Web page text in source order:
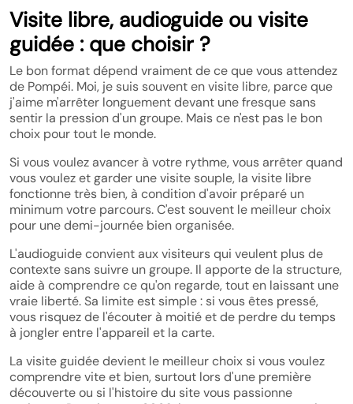
Visite libre, audioguide ou visite
guidée : que choisir ?
Le bon format dépend vraiment de ce que vous attendez
de Pompéi. Moi, je suis souvent en visite libre, parce que
j'aime m'arrêter longuement devant une fresque sans
sentir la pression d'un groupe. Mais ce n'est pas le bon
choix pour tout le monde.
Si vous voulez avancer à votre rythme, vous arrêter quand
vous voulez et garder une visite souple, la visite libre
fonctionne très bien, à condition d'avoir préparé un
minimum votre parcours. C'est souvent le meilleur choix
pour une demi-journée bien organisée.
L'audioguide convient aux visiteurs qui veulent plus de
contexte sans suivre un groupe. Il apporte de la structure,
aide à comprendre ce qu'on regarde, tout en laissant une
vraie liberté. Sa limite est simple : si vous êtes pressé,
vous risquez de l'écouter à moitié et de perdre du temps
à jongler entre l'appareil et la carte.
La visite guidée devient le meilleur choix si vous voulez
comprendre vite et bien, surtout lors d'une première
découverte ou si l'histoire du site vous passionne